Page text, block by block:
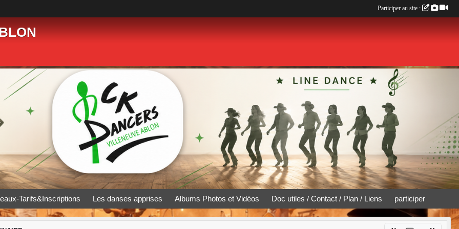
Tarifs&Inscriptions Les danses apprises Albums Photos et Vidéos Doc utiles / Contact / Plan / Liens participer
Participer au site :